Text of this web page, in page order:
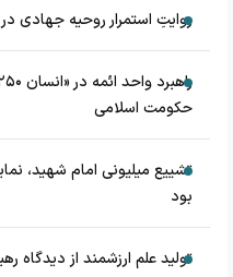
روایتِ استمرار روحیه جهادی
حکومت اسلامی
تشییع میلیونی امام شهید،
بود
تولید علم ارزشمند از دیدگاه